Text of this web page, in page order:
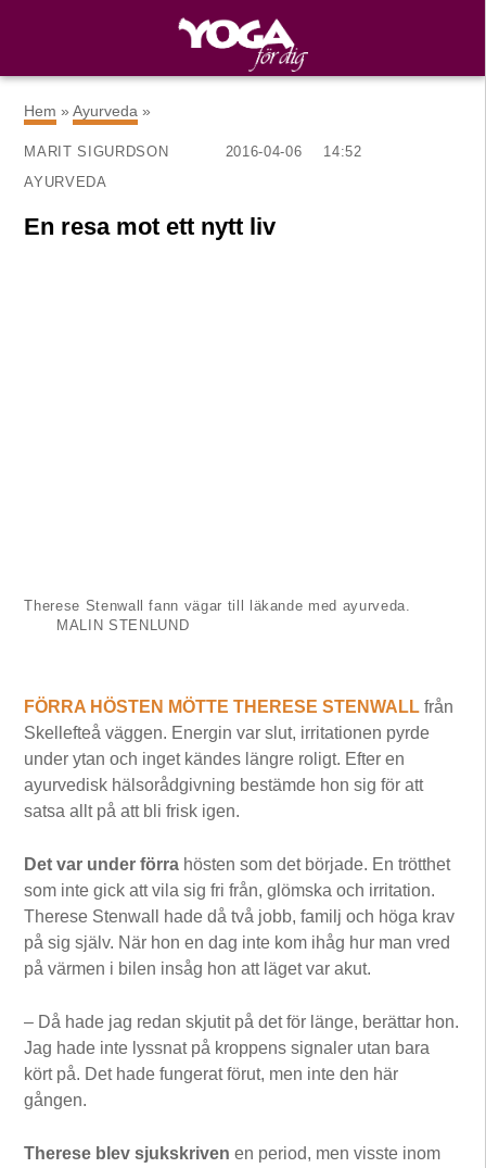
Hem »Ayurveda »
MARIT SIGURDSON 2016-04-06
14:52
AYURVEDA
En resa mot ett nytt liv
Therese Stenwall fann vägar till läkande med ayurveda.
MALIN STENLUND
FÖRRA HÖSTEN MÖTTE THERESE STENWALL från
Skellefteå väggen. Energin var slut, irritationen pyrde
under ytan och inget kändes längre roligt. Efter en
ayurvedisk hälsorådgivning bestämde hon sig för att
satsa allt på att bli frisk igen.
Det var under förra hösten som det började. En trötthet
som inte gick att vila sig fri från, glömska och irritation.
Therese Stenwall hade då två jobb, familj och höga krav
på sig själv. När hon en dag inte kom ihåg hur man vred
på värmen i bilen insåg hon att läget var akut.
– Då hade jag redan skjutit på det för länge, berättar hon.
Jag hade inte lyssnat på kroppens signaler utan bara
kört på. Det hade funge­rat förut, men inte den här
gången.
Therese blev sjukskriven en period, men visste inom